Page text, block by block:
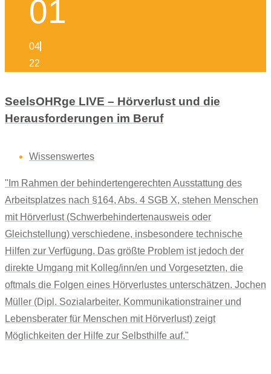
01
04
22
SeelsOHRge LIVE – Hörverlust und die
Herausforderungen im Beruf
Wissenswertes
"Im Rahmen der behindertengerechten Ausstattung des
Arbeitsplatzes nach §164, Abs. 4 SGB X, stehen Menschen
mit Hörverlust (Schwerbehindertenausweis oder
Gleichstellung) verschiedene, insbesondere technische
Hilfen zur Verfügung. Das größte Problem ist jedoch der
direkte Umgang mit Kolleg/inn/en und Vorgesetzten, die
oftmals die Folgen eines Hörverlustes unterschätzen. Jochen
Müller (Dipl. Sozialarbeiter, Kommunikationstrainer und
Lebensberater für Menschen mit Hörverlust) zeigt
Möglichkeiten der Hilfe zur Selbsthilfe auf."